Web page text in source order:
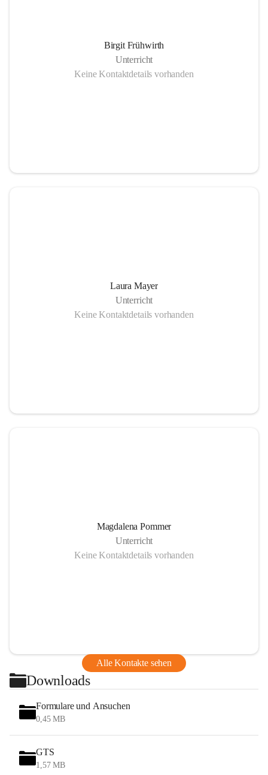
Birgit Frühwirth
Unterricht
Keine Kontaktdetails vorhanden
Laura Mayer
Unterricht
Keine Kontaktdetails vorhanden
Magdalena Pommer
Unterricht
Keine Kontaktdetails vorhanden
Alle Kontakte sehen
Downloads
Formulare und Ansuchen
0,45 MB
GTS
1,57 MB